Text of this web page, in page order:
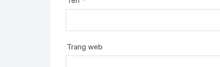
Trang web